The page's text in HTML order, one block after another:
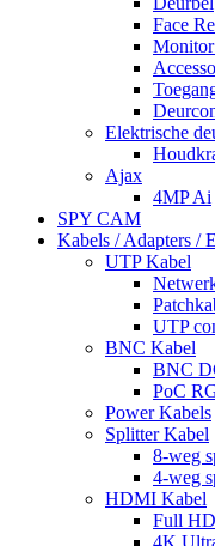
Face
Elektrische
Ajax
4MP Ai
SPY CAM
Kabels / Adapters /
UTP Kabel
UTP
BNC Kabel
BNC
PoC
Power Kabels
Splitter Kabel
8-weg
4-weg
HDMI Kabel
Full HD
4K